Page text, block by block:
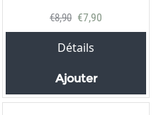
€8,90 €7,90
Détails
Ajouter